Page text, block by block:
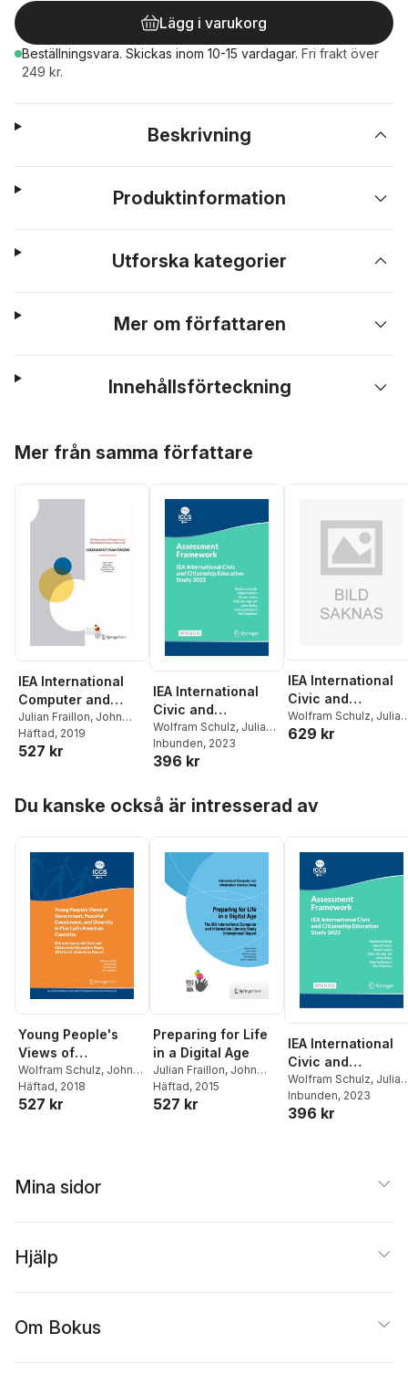
Lägg i varukorg
Beställningsvara. Skickas inom 10-15 vardagar. Fri frakt över
249 kr.
Beskrivning
Produktinformation
Utforska kategorier
Mer om författaren
Innehållsförteckning
Mer från samma författare
IEA International
Computer and
Information
Literacy Study
2018 Assessment
Julian Fraillon, John
Ainley,Wolfram Schulz
Daniel Duckworth
Häftad, 2019
527 kr
IEA International
Civic and
Citizenship
Education Study
2022 Assessment
Wolfram Schulz, Julian
Fraillon,Bruno Losito
Gabriella Agrusti
Inbunden, 2023
396 kr
IEA International
Civic and
Citizenship
Education Study
Wolfram Schulz, Julian
Fraillon
629 kr
Du kanske också är intresserad av
Young People's
Views of
Government,
Peaceful
Coexistence, and
Wolfram Schulz, John
Ainley,Cristián Cox
Tim Friedman
Häftad, 2018
527 kr
Preparing for Life
in a Digital Age
Julian Fraillon, John
Ainley,Wolfram Schulz
Tim Friedman
Häftad, 2015
527 kr
IEA International
Civic and
Citizenship
Education Study
2022 Assessment
Wolfram Schulz, Julian
Fraillon,Bruno Losito
Gabriella Agrusti
Inbunden, 2023
396 kr
Mina sidor
Hjälp
Om Bokus